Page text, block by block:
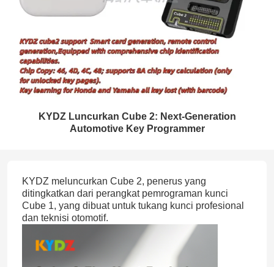
KYDZ Luncurkan Cube 2: Next-Generation
Automotive Key Programmer
KYDZ meluncurkan Cube 2, penerus yang
ditingkatkan dari perangkat pemrograman kunci
Cube 1, yang dibuat untuk tukang kunci profesional
dan teknisi otomotif.